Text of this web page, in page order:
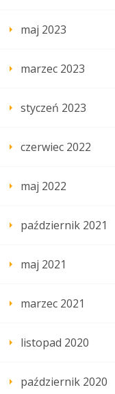
maj 2023
marzec 2023
styczeń 2023
czerwiec 2022
maj 2022
październik 2021
maj 2021
marzec 2021
listopad 2020
październik 2020